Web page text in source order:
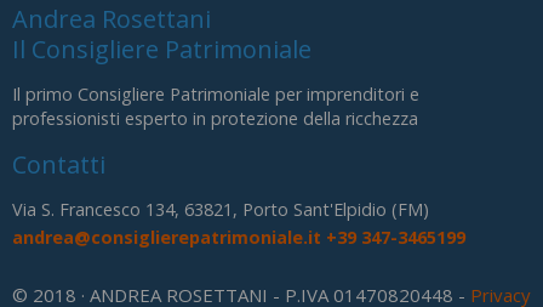
Andrea Rosettani
Il Consigliere Patrimoniale
Il primo Consigliere Patrimoniale per imprenditori e
professionisti esperto in protezione della ricchezza
Contatti
Via S. Francesco 134, 63821, Porto Sant'Elpidio (FM)
andrea@consiglierepatrimoniale.it +39 347-3465199
© 2018 · ANDREA ROSETTANI - P.IVA 01470820448 - Privacy